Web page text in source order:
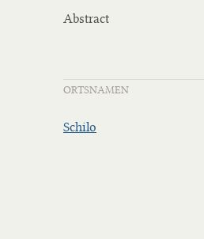
Abstract
ORTSNAMEN
Schilo